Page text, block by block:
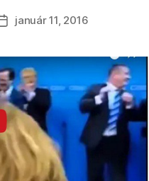
Bejegyzés
január 11, 2016